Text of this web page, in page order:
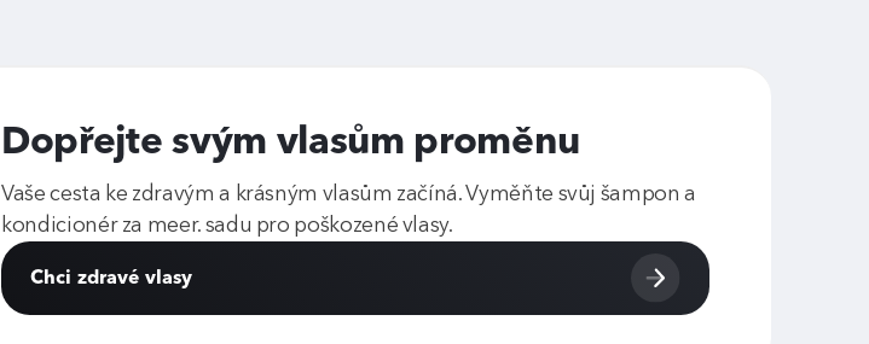
Dopřejte svým vlasům proměnu
Vaše cesta ke zdravým a krásným vlasům začíná. Vyměňte svůj šampon a
kondicionér za meer. sadu pro poškozené vlasy.
Chci zdravé vlasy